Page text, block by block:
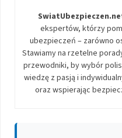
ekspertów, którzy
ubezpieczeń – zarówno
Stawiamy na rzetelne
przewodniki, by wybór
wiedzę z pasją i
oraz wspierając